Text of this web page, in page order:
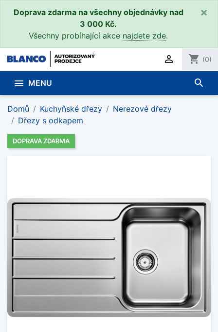
Doprava zdarma na všechny objednávky nad
3 000 Kč.
Všechny probíhající akce najdete zde.
×
 shopping_cart (0)
 MENU search
Domů Kuchyňské dřezy
Nerezové dřezy
Dřezy s odkapem
DOPRAVA ZDARMA